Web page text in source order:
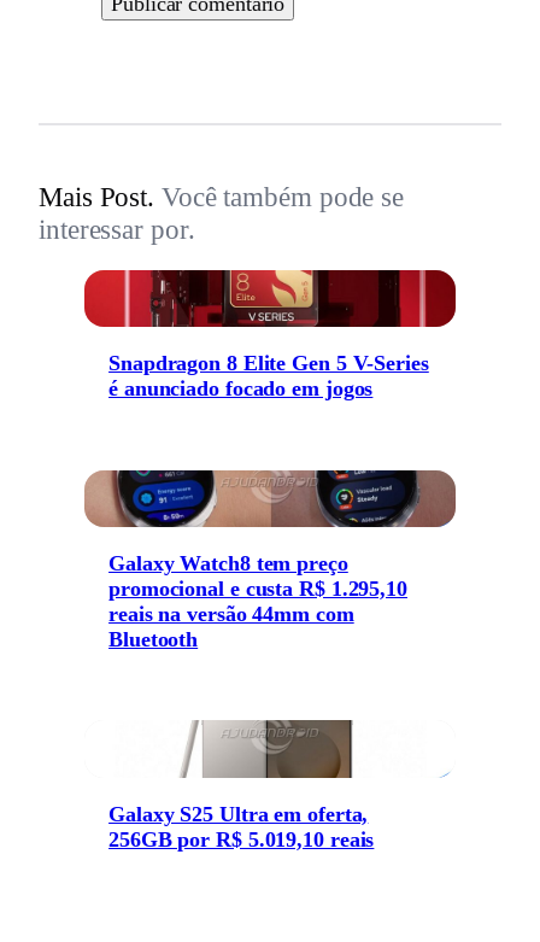
Mais Post. Você também pode se
interessar por.
Snapdragon 8 Elite Gen 5 V-Series
é anunciado focado em jogos
Galaxy Watch8 tem preço
promocional e custa R$ 1.295,10
reais na versão 44mm com
Bluetooth
Galaxy S25 Ultra em oferta,
256GB por R$ 5.019,10 reais